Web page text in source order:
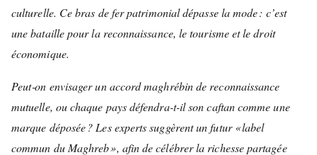
culturelle. Ce bras de fer patrimonial dépasse la mode : c’est
une bataille pour la reconnaissance, le tourisme et le droit
économique.
Peut‑on envisager un accord maghrébin de reconnaissance
mutuelle, ou chaque pays défendra-t-il son caftan comme une
marque déposée ? Les experts suggèrent un futur « label
commun du Maghreb », afin de célébrer la richesse partagée